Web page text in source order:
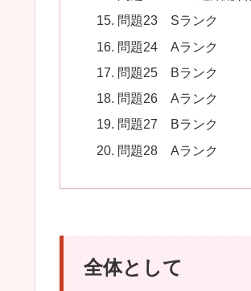
問題23 Sランク
問題24 Aランク
問題25 Bランク
問題26 Aランク
問題27 Bランク
問題28 Aランク
全体として